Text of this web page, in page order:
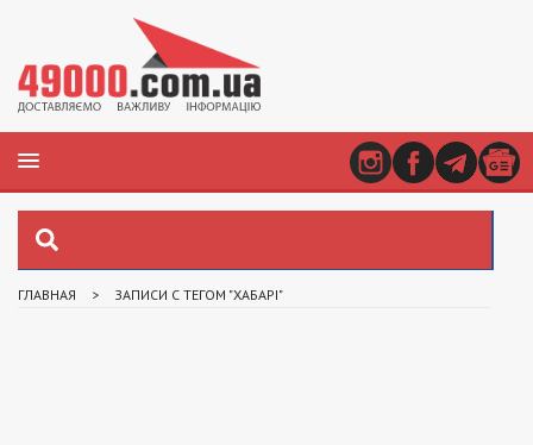
ГЛАВНАЯ > ЗАПИСИ С ТЕГОМ "ХАБАРІ"